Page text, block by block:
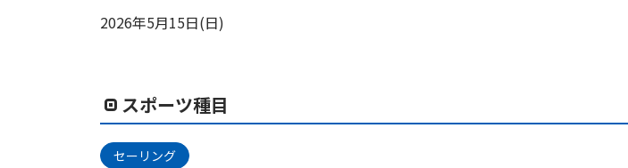
2026年5月15日(日)
スポーツ種目
セーリング